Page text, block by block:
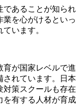
であることが知られ
を心がけるといっ
います。
育が国家レベルで進
されています。日本
対策スクールも存在
を有する人材が育成